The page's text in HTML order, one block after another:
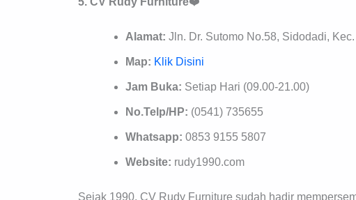
Alamat: Jln. Dr. Sutomo No.58, Sidodadi,
Map: Klik Disini
Jam Buka: Setiap Hari (09.00-21.00)
No.Telp/HP: (0541) 735655
Whatsapp: 0853 9155 5807
Website: rudy1990.com
Sejak 1990, CV Rudy Furniture sudah hadir